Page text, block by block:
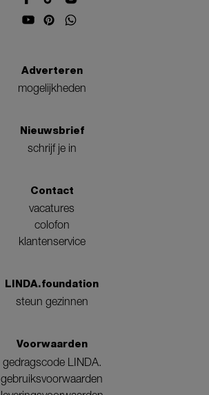
Adverteren
mogelijkheden
Nieuwsbrief
schrijf je in
Contact
vacatures
colofon
klantenservice
LINDA.foundation
steun gezinnen
Voorwaarden
gedragscode LINDA.
gebruiksvoorwaarden